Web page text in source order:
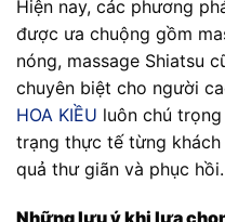
Hiện nay, các phương
được ưa chuộng gồm
nóng, massage Shiatsu
chuyên biệt cho người
HOA KIỀU luôn chú
trạng thực tế từng khách
quả thư giãn và phục hồi.